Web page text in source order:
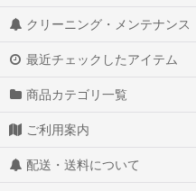
クリーニング・メンテナンス
最近チェックしたアイテム
商品カテゴリ一覧
ご利用案内
配送・送料について